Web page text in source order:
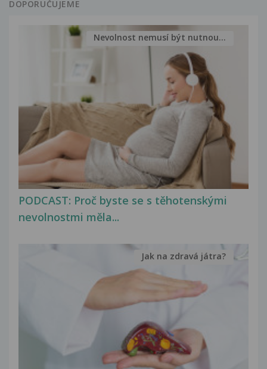
DOPORUČUJEME
PODCAST: Proč byste se s těhotenskými
nevolnostmi měla...
Nevolnost nemusí být nutnou...
Jak na zdravá játra?